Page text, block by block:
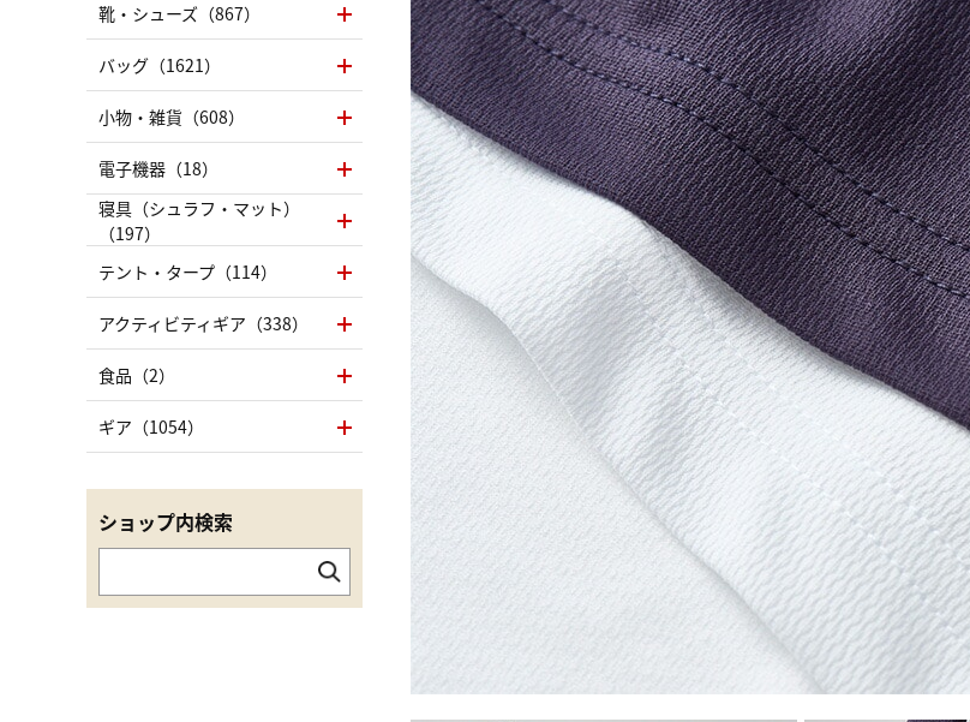
靴・シューズ（867）
バッグ（1621）
小物・雑貨（608）
電子機器（18）
寝具（シュラフ・マット）
（197）
テント・タープ（114）
アクティビティギア（338）
食品（2）
ギア（1054）
ショップ内検索